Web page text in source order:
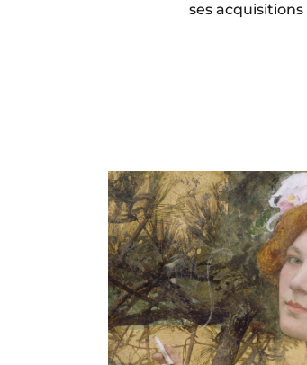
ses acquisitions